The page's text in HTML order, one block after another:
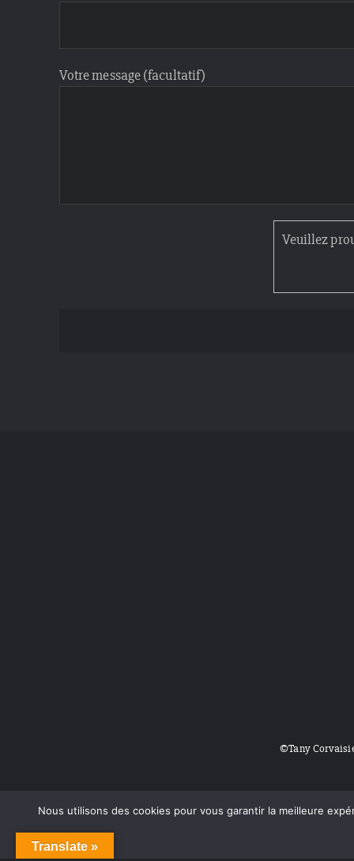
Votre message (facultatif)
Veuillez
©Tany
Translate »
Nous utilisons des cookies pour vous garantir la meilleure